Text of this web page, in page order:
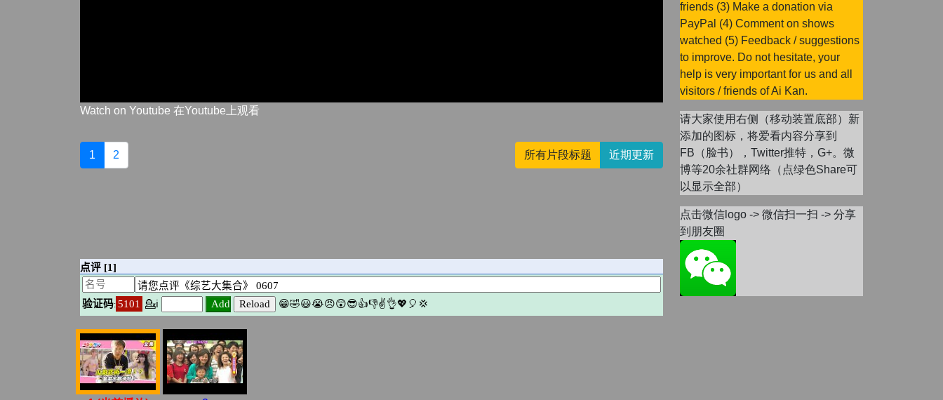
Watch on Youtube 在Youtube上观看
1 2 所有片段标题 近期更新
friends (3) Make a donation via
PayPal (4) Comment on shows
watched (5) Feedback / suggestions
to improve. Do not hesitate, your
help is very important for us and all
visitors / friends of Ai Kan.
请大家使用右侧（移动装置底部）新
添加的图标，将爱看内容分享到
FB（脸书），Twitter推特，G+。微
博等20余社群网络（点绿色Share可
以显示全部）
点击微信logo -> 微信扫一扫 -> 分享
到朋友圈